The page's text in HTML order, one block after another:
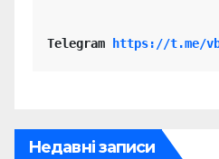
Telegram https://t.me/
Недавні записи